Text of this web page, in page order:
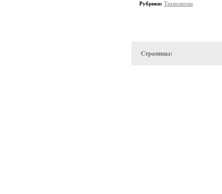
Рубрики: Технологии
Страницы: